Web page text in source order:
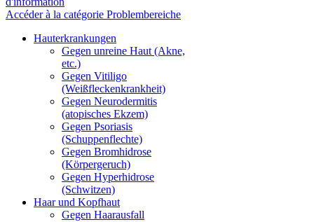
Accéder à la catégorie Problembereiche
Hauterkrankungen
Gegen unreine Haut (Akne,
etc.)
Gegen Vitiligo
(Weißfleckenkrankheit)
Gegen Neurodermitis
(atopisches Ekzem)
Gegen Psoriasis
(Schuppenflechte)
Gegen Bromhidrose
(Körpergeruch)
Gegen Hyperhidrose
(Schwitzen)
Haar und Kopfhaut
Gegen Haarausfall